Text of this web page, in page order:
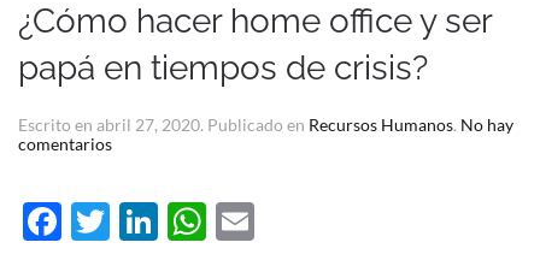
¿Cómo hacer home office y ser
papá en tiempos de crisis?
Escrito en abril 27, 2020. Publicado en Recursos Humanos. No hay
comentariosen
home
office
Facebook
Twitter
LinkedIn
WhatsApp